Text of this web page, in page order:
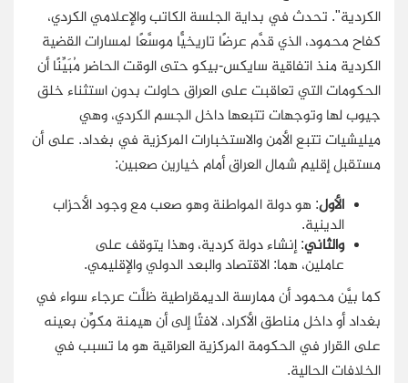
الكردية". تحدث في بداية الجلسة الكاتب والإعلامي الكردي،
كفاح محمود، الذي قدَّم عرضًا تاريخيًّا موسَّعًا لمسارات القضية
الكردية منذ اتفاقية سايكس-بيكو حتى الوقت الحاضر مُبَيِّنًا أن
الحكومات التي تعاقبت على العراق حاولت بدون استثناء خلق
جيوب لها وتوجهات تتبعها داخل الجسم الكردي، وهي
ميليشيات تتبع الأمن والاستخبارات المركزية في بغداد. على أن
مستقبل إقليم شمال العراق أمام خيارين صعبين:
الأول: هو دولة المواطنة وهو صعب مع وجود الأحزاب
الدينية.
والثاني: إنشاء دولة كردية، وهذا يتوقف على
عاملين، هما: الاقتصاد والبعد الدولي والإقليمي.
كما بيَّن محمود أن ممارسة الديمقراطية ظلَّت عرجاء سواء في
بغداد أو داخل مناطق الأكراد، لافتًا إلى أن هيمنة مكوِّن بعينه
على القرار في الحكومة المركزية العراقية هو ما تسبب في
الخلافات الحالية.